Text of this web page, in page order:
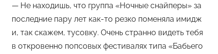
— Не находишь, что группа «Ночные снайперы» за
последние пару лет как-то резко поменяла имидж
и, так скажем, тусовку. Очень странно видеть тебя
в откровенно попсовых фестивалях типа «Бабьего